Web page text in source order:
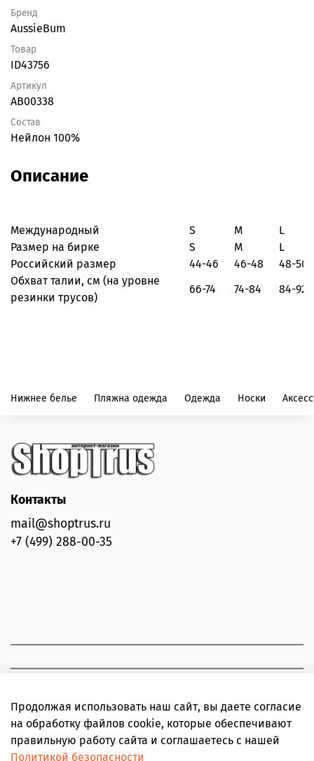
Бренд
AussieBum
Товар
ID43756
Артикул
AB00338
Состав
Нейлон 100%
Описание
Международный S M
L
Размер на бирке
S M
L
Российский размер
44-46 46-48
48-50
Обхват талии, см (на уровне
резинки трусов)
66-74 74-84 84-92
Нижнее белье Пляжна одежда Одежда Носки
Контакты
mail@shoptrus.ru
+7 (499) 288-00-35
Продолжая использовать наш сайт, вы даете согласие
на обработку файлов cookie, которые обеспечивают
правильную работу сайта и соглашаетесь с нашей
Политикой безопасности